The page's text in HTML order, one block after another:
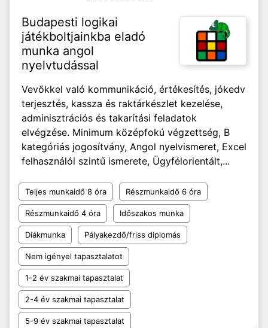
Budapesti logikai
játékboltjainkba eladó
munka angol
nyelvtudással
Vevőkkel való kommunikáció, értékesítés, jókedv
terjesztés, kassza és raktárkészlet kezelése,
adminisztrációs és takarítási feladatok
elvégzése. Minimum középfokú végzettség, B
kategóriás jogosítvány, Angol nyelvismeret, Excel
felhasználói szintű ismerete, Ügyfélorientált,...
Teljes munkaidő 8 óra Részmunkaidő 6 óra
Részmunkaidő 4 óra Időszakos munka
Diákmunka Pályakezdő/friss diplomás
Nem igényel tapasztalatot
1-2 év szakmai tapasztalat
2-4 év szakmai tapasztalat
5-9 év szakmai tapasztalat